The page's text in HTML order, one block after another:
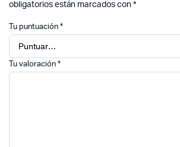
obligatorios están marcados con*
Tu puntuación *
Tu valoración *